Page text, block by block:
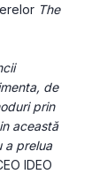
The
de
prin
această
a prelua
IDEO